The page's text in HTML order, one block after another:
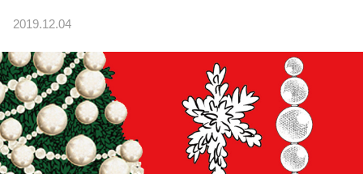
2019.12.04